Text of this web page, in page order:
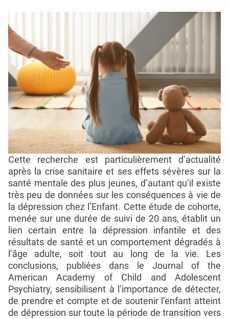
Cette recherche est particulièrement d’actualité
après la crise sanitaire et ses effets sévères sur la
santé mentale des plus jeunes, d’autant qu’il existe
très peu de données sur les conséquences à vie de
la dépression chez l’Enfant. Cette étude de cohorte,
menée sur une durée de suivi de 20 ans, établit un
lien certain entre la dépression infantile et des
résultats de santé et un comportement dégradés à
l’âge adulte, soit tout au long de la vie. Les
conclusions, publiées dans le Journal of the
American Academy of Child and Adolescent
Psychiatry, sensibilisent à l’importance de détecter,
de prendre et compte et de soutenir l’enfant atteint
de dépression sur toute la période de transition vers